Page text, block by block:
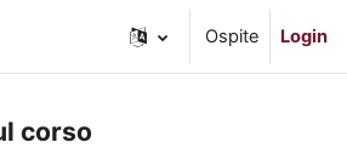
Ospite Login
corso